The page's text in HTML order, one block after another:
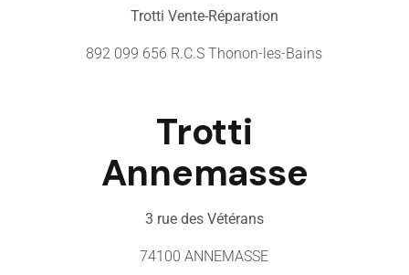
Trotti Vente-Réparation
892 099 656 R.C.S Thonon-les-Bains
Trotti
Annemasse
3 rue des Vétérans
74100 ANNEMASSE